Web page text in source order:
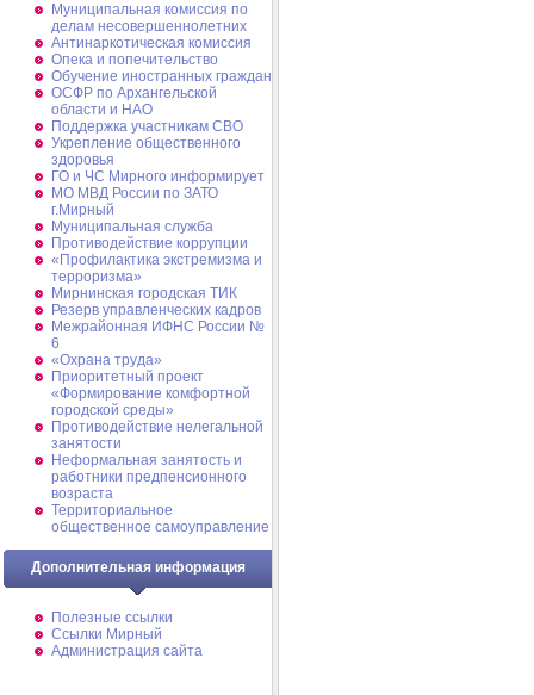
Муниципальная комиссия по
делам несовершеннолетних
Антинаркотическая комиссия
Опека и попечительство
Обучение иностранных граждан
ОСФР по Архангельской
области и НАО
Поддержка участникам СВО
Укрепление общественного
здоровья
ГО и ЧС Мирного информирует
МО МВД России по ЗАТО
г.Мирный
Муниципальная cлужба
Противодействие коррупции
«Профилактика экстремизма и
терроризма»
Мирнинская городская ТИК
Резерв управленческих кадров
Межрайонная ИФНС России №
6
«Охрана труда»
Приоритетный проект
«Формирование комфортной
городской среды»
Противодействие нелегальной
занятости
Неформальная занятость и
работники предпенсионного
возраста
Территориальное
общественное самоуправление
Дополнительная информация
Полезные ссылки
Ссылки Мирный
Администрация сайта